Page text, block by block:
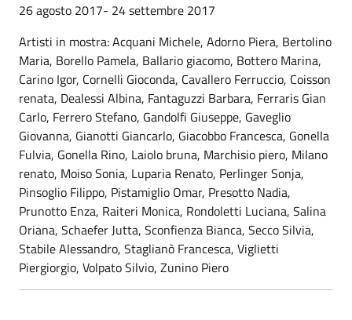
26 agosto 2017- 24 settembre 2017
Artisti in mostra: Acquani Michele, Adorno Piera, Bertolino
Maria, Borello Pamela, Ballario giacomo, Bottero Marina,
Carino Igor, Cornelli Gioconda, Cavallero Ferruccio, Coisson
renata, Dealessi Albina, Fantaguzzi Barbara, Ferraris Gian
Carlo, Ferrero Stefano, Gandolfi Giuseppe, Gaveglio
Giovanna, Gianotti Giancarlo, Giacobbo Francesca, Gonella
Fulvia, Gonella Rino, Laiolo bruna, Marchisio piero, Milano
renato, Moiso Sonia, Luparia Renato, Perlinger Sonja,
Pinsoglio Filippo, Pistamiglio Omar, Presotto Nadia,
Prunotto Enza, Raiteri Monica, Rondoletti Luciana, Salina
Oriana, Schaefer Jutta, Sconfienza Bianca, Secco Silvia,
Stabile Alessandro, Staglianò Francesca, Viglietti
Piergiorgio, Volpato Silvio, Zunino Piero